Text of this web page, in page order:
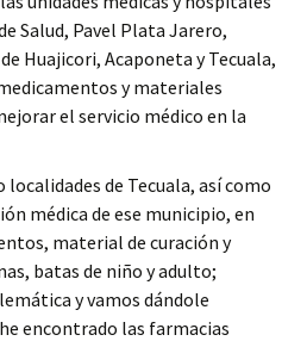
Salud, Pavel Plata Jarero,
Huajicori, Acaponeta y Tecuala,
y materiales
el servicio médico en la
de Tecuala, así como
médica de ese municipio, en
material de curación y
batas de niño y adulto;
y vamos dándole
encontrado las farmacias